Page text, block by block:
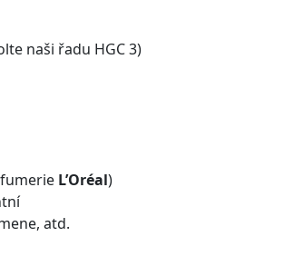
naši řadu HGC 3)
L’Oréal)
atd.